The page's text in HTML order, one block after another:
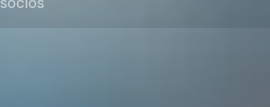
SOCIOS